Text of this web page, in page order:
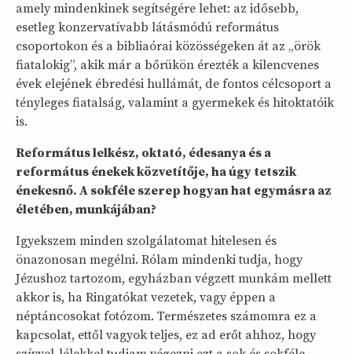
amely mindenkinek segítségére lehet: az idősebb,
esetleg konzervatívabb látásmódú református
csoportokon és a bibliaórai közösségeken át az „örök
fiatalokig”, akik már a bőrükön érezték a kilencvenes
évek elejének ébredési hullámát, de fontos célcsoport a
tényleges fiatalság, valamint a gyermekek és hitoktatóik
is.
Református lelkész, oktató, édesanya és a
református énekek közvetítője, ha úgy tetszik
énekesnő. A sokféle szerep hogyan hat egymásra az
életében, munkájában?
Igyekszem minden szolgálatomat hitelesen és
önazonosan megélni. Rólam mindenki tudja, hogy
Jézushoz tartozom, egyházban végzett munkám mellett
akkor is, ha Ringatókat vezetek, vagy éppen a
néptáncosokat fotózom. Természetes számomra ez a
kapcsolat, ettől vagyok teljes, ez ad erőt ahhoz, hogy